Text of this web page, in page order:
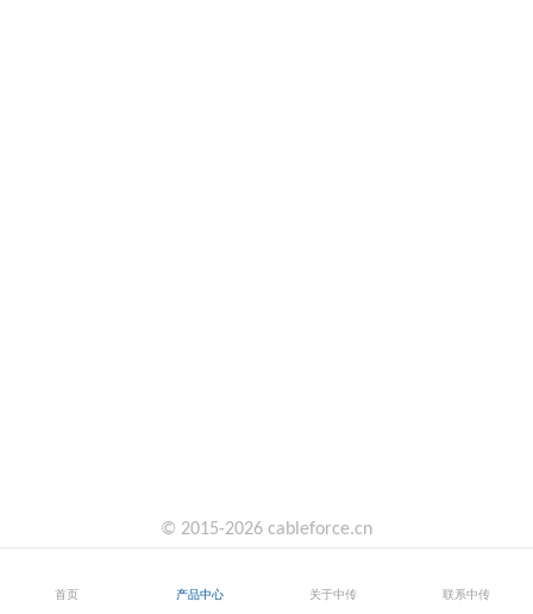
© 2015-2026 cableforce.cn
首页 产品中心 关于中传 联系中传